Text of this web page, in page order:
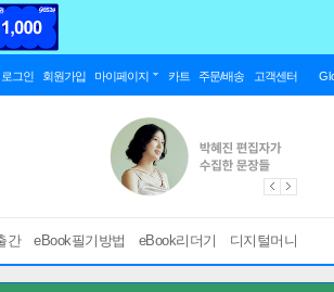
로그인 회원가입 마이페이지 카트 주문/배송 고객센터
간 eBook필기방법 eBook리더기 디지털머니